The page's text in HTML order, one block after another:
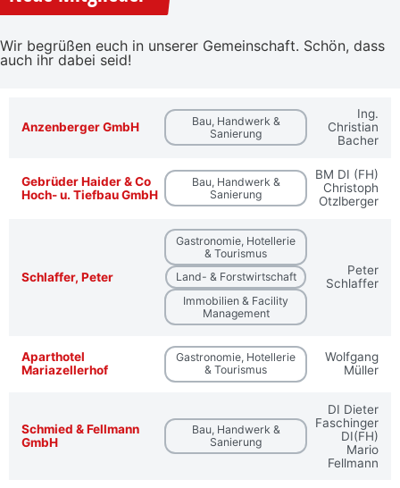
Wir begrüßen euch in unserer Gemeinschaft. Schön, dass
auch ihr dabei seid!
Anzenberger GmbH
Bau, Handwerk &
Sanierung
Ing.
Christian
Bacher
Gebrüder Haider & Co
Hoch- u. Tiefbau GmbH
Bau, Handwerk &
Sanierung
BM DI (FH)
Christoph
Otzlberger
Schlaffer, Peter
Gastronomie, Hotellerie
& Tourismus
Land- & Forstwirtschaft
Immobilien & Facility
Management
Peter
Schlaffer
Aparthotel
Mariazellerhof
Gastronomie, Hotellerie
& Tourismus
Wolfgang
Müller
Schmied & Fellmann
GmbH
Bau, Handwerk &
Sanierung
DI Dieter
Faschinger
DI(FH)
Mario
Fellmann